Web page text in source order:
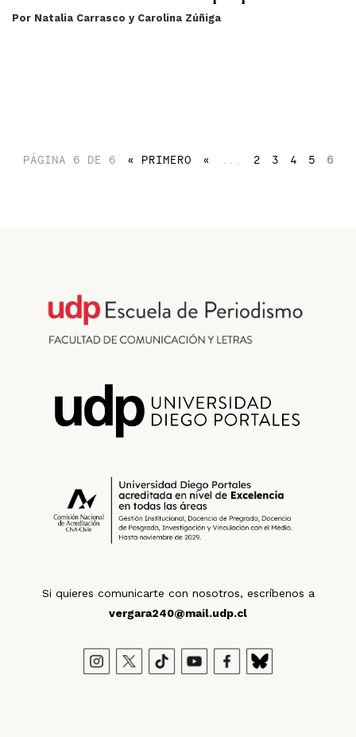
Por Natalia Carrasco y Carolina Zúñiga
PÁGINA 6 DE 6 « PRIMERO « 2 3 4 5 6
Si quieres comunicarte con nosotros, escríbenos a
vergara240@mail.udp.cl